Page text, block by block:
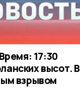
17:30
высот. В
взрывом